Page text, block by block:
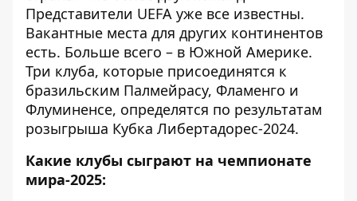
Представители UEFA уже все известны.
Вакантные места для других континентов
есть. Больше всего – в Южной Америке.
Три клуба, которые присоединятся к
бразильским Палмейрасу, Фламенго и
Флуминенсе, определятся по результатам
розыгрыша Кубка Либертадорес-2024.
Какие клубы сыграют на чемпионате
мира-2025: